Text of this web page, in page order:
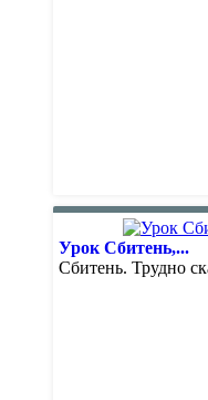
Урок Сбитень,...
Сбитень. Трудно